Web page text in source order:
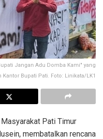
Jangan Adu Domba Kami" yang
Bupati Pati. Foto: Linikata/LK1
Pati Timur
membatalkan rencana